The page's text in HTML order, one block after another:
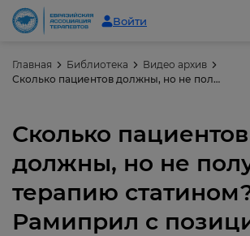
Войти
Главная Библиотека
Видео архив
Сколько пациентов должны, но не получают терапию статином? и Рамиприл с позиции нефропротекции
Сколько пациентов
должны, но не
терапию
Рамиприл с